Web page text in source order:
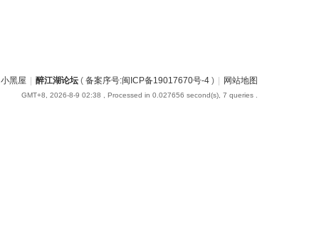
小黑屋 | 醉江湖论坛 ( 备案序号:闽ICP备19017670号-4 ) | 网站地图
GMT+8, 2026-8-9 02:38 , Processed in 0.027656 second(s), 7 queries .